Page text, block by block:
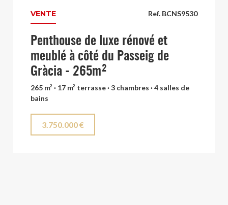
Ref. BCNS9530
VENTE
Penthouse de luxe rénové et
meublé à côté du Passeig de
Gràcia - 265m²
265 m² · 17 m² terrasse · 3 chambres · 4 salles de
bains
3.750.000 €